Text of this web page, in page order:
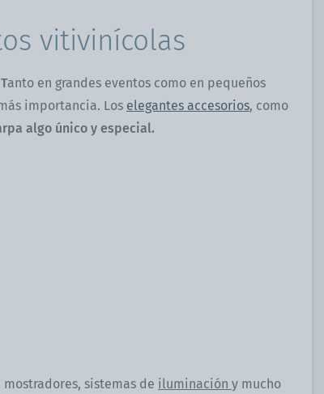
vitivinícolas
anto en grandes eventos como en pequeños
importancia. Los elegantes accesorios, como
algo único y especial.
mostradores, sistemas de iluminación y mucho